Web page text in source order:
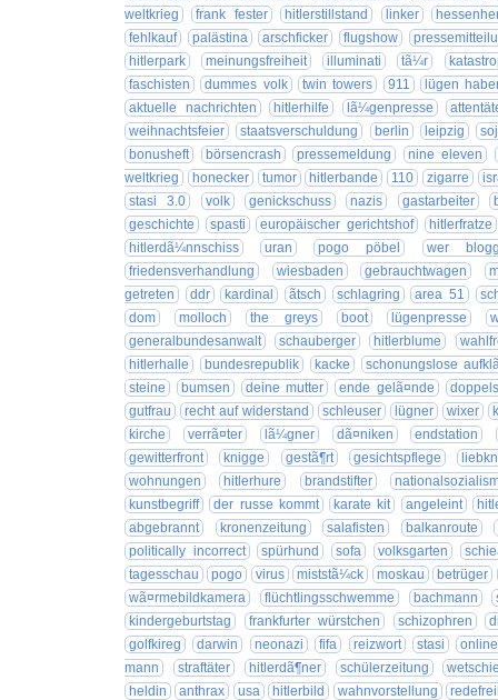
weltkrieg
frank fester hitlerstillstand linker
fehlkauf
palästina arschficker flugshow
hitlerpark
meinungsfreiheit illuminati tã¼r
faschisten
dummes volk twin towers 911
lügen
aktuelle nachrichten
hitlerhilfe lã¼genpresse
weihnachtsfeier
staatsverschuldung berlin leipzig
bonusheft
börsencrash pressemeldung
nine eleven
weltkrieg
honecker tumor hitlerbande 110 zigarre
stasi 3.0
volk genickschuss nazis gastarbeiter
geschichte
spasti europäischer gerichtshof
hitlerfratze
hitlerdã¼nnschiss
uran pogo pöbel
wer
friedensverhandlung
wiesbaden gebrauchtwagen
getreten
ddr kardinal ãtsch schlagring area 51
dom
molloch the greys boot lügenpresse
generalbundesanwalt
schauberger hitlerblume
hitlerhalle
bundesrepublik kacke
schonungslose
steine
bumsen deine mutter ende gelã¤nde
gutfrau
recht auf widerstand schleuser lügner wixer
kirche
verrã¤ter lã¼gner dã¤niken
endstation
gewitterfront
knigge gestã¶rt gesichtspflege
wohnungen
hitlerhure brandstifter
kunstbegriff
der russe kommt karate kit angeleint
abgebrannt
kronenzeitung salafisten
balkanroute
politically incorrect
spürhund sofa volksgarten
tagesschau
pogo virus miststã¼ck moskau
betrüger
wã¤rmebildkamera
flüchtlingsschwemme bachmann
kindergeburtstag
frankfurter würstchen schizophren
golfkireg
darwin neonazi fifa reizwort stasi
online
mann
straftäter hitlerdã¶ner schülerzeitung
heldin
anthrax usa hitlerbild wahnvorstellung